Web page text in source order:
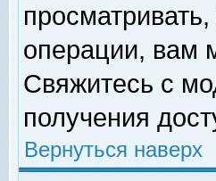
операции, вам
Свяжитесь с
получения
Вернуться наверх